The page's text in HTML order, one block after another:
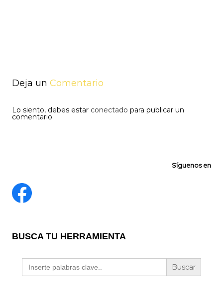
Deja un Comentario
Lo siento, debes estar conectado para publicar un
comentario.
Síguenos en
BUSCA TU HERRAMIENTA
Buscar: